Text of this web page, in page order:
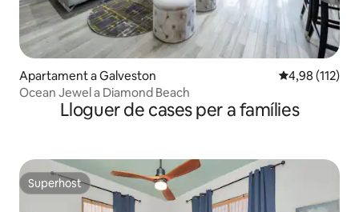
Apartament a Galveston 4,98 de
4,98 (112)
Ocean Jewel a Diamond Beach
Lloguer de cases per a famílies
Superhost
Superhost